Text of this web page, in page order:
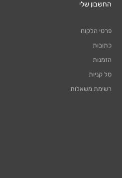
החשבון שלי
פרטי הלקוח
כתובות
הזמנות
סל קניות
רשימת משאלות